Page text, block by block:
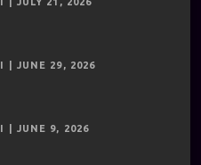
| JUNE 29, 2026
| JUNE 9, 2026